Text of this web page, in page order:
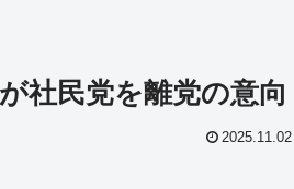
社民党を離党の意向
2025.11.02